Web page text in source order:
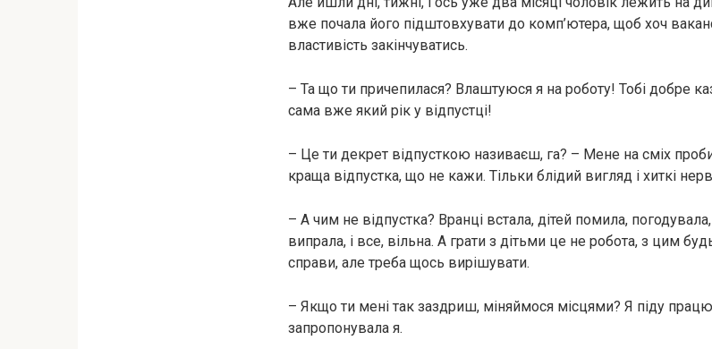
вже почала його підштовхувати до комп’ютера, щоб хоч
властивість закінчуватись.
– Та що ти причепилася? Влаштуюся я на роботу! Тобі добре
сама вже який рік у відпустці!
– Це ти декрет відпусткою називаєш, га? – Мене на сміх
краща відпустка, що не кажи. Тільки блідий вигляд і хиткі
– А чим не відпустка? Вранці встала, дітей помила,
випрала, і все, вільна. А грати з дітьми це не робота, з цим
справи, але треба щось вирішувати.
– Якщо ти мені так заздриш, міняймося місцями? Я піду
запропонувала я.